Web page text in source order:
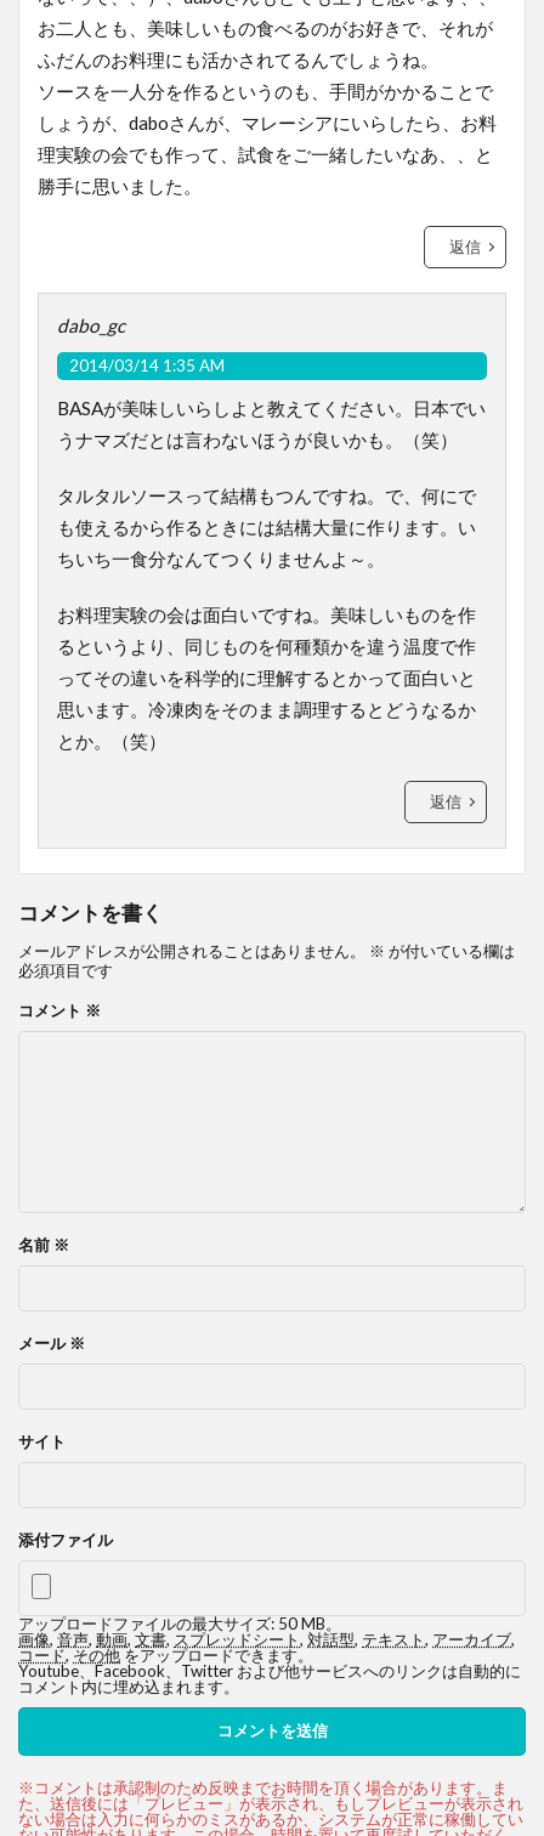
お二人とも、美味しいもの食べるのがお好きで、それが
ふだんのお料理にも活かされてるんでしょうね。
ソースを一人分を作るというのも、手間がかかることで
しょうが、daboさんが、マレーシアにいらしたら、お料
理実験の会でも作って、試食をご一緒したいなあ、、と
勝手に思いました。
返信
dabo_gc
2014/03/14 1:35 AM
BASAが美味しいらしよと教えてください。日本でい
うナマズだとは言わないほうが良いかも。（笑）
タルタルソースって結構もつんですね。で、何にで
も使えるから作るときには結構大量に作ります。い
ちいち一食分なんてつくりませんよ～。
お料理実験の会は面白いですね。美味しいものを作
るというより、同じものを何種類かを違う温度で作
ってその違いを科学的に理解するとかって面白いと
思います。冷凍肉をそのまま調理するとどうなるか
とか。（笑）
返信
コメントを書く
メールアドレスが公開されることはありません。 ※ が付いている欄は
必須項目です
コメント ※
名前 ※
メール ※
サイト
添付ファイル
アップロードファイルの最大サイズ: 50 MB。
画像, 音声, 動画, 文書, スプレッドシート, 対話型, テキスト, アーカイブ,
コード,その他をアップロードできます。
Youtube、Facebook、Twitter および他サービスへのリンクは自動的に
コメント内に埋め込まれます。